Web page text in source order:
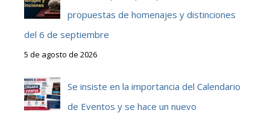
propuestas de homenajes y distinciones
del 6 de septiembre
5 de agosto de 2026
Se insiste en la importancia del Calendario
de Eventos y se hace un nuevo